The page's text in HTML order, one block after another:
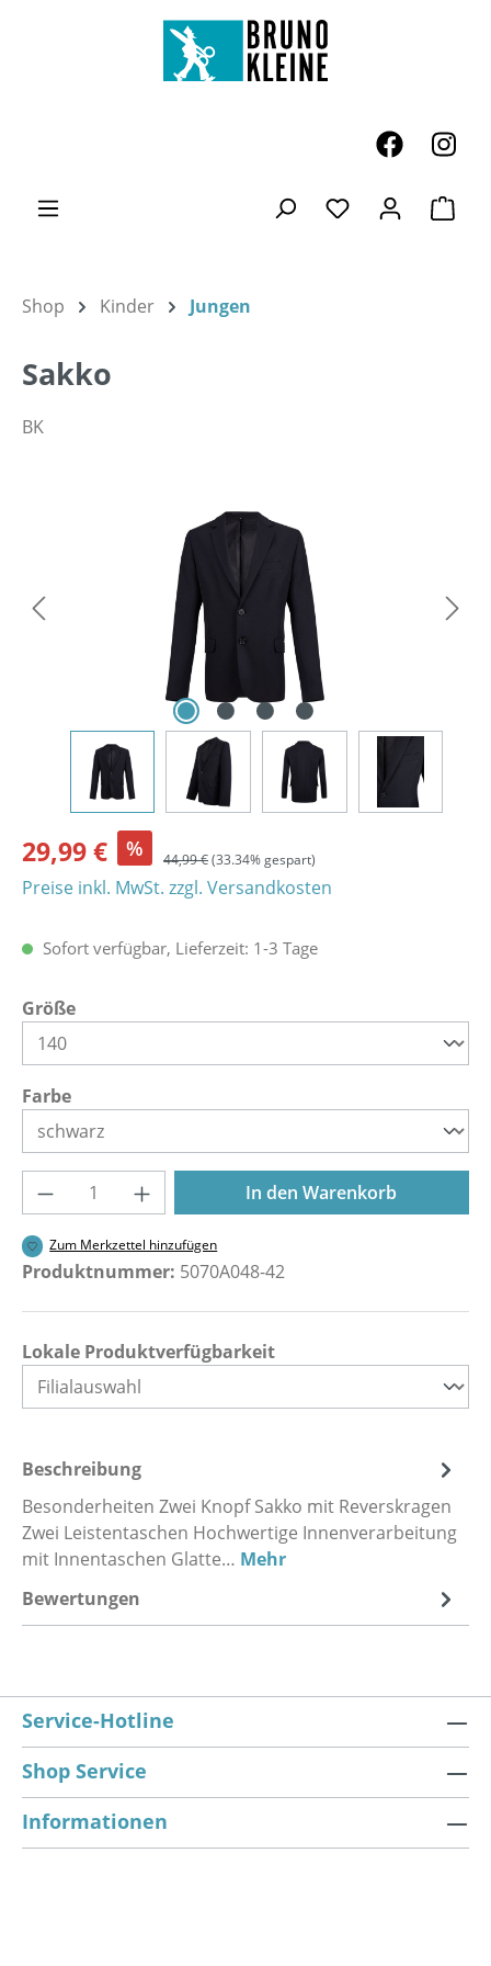
Zum Hauptinhalt springen
Du hast 0
Shop Kinder Jungen
Sakko
BK
29,99 € % 44,99 €(33.34% gespart)
Preise inkl. MwSt. zzgl. Versandkosten
Sofort verfügbar, Lieferzeit: 1-3 Tage
Größeauswählen
Farbeauswählen
Produkt Anzahl: Gib den gewünschten
In den Warenkorb
Zum Merkzettel hinzufügen
Produktnummer: 5070A048-42
Lokale Produktverfügbarkeit
Beschreibung
Besonderheiten Zwei Knopf Sakko mit Reverskragen
Zwei Leistentaschen Hochwertige Innenverarbeitung
mit Innentaschen Glatte… Mehr
Bewertungen
Service-Hotline
Shop Service
Informationen